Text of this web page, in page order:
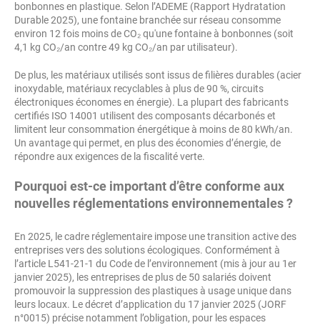
bonbonnes en plastique. Selon l’ADEME (Rapport Hydratation
Durable 2025), une fontaine branchée sur réseau consomme
environ 12 fois moins de CO₂ qu'une fontaine à bonbonnes (soit
4,1 kg CO₂/an contre 49 kg CO₂/an par utilisateur).
De plus, les matériaux utilisés sont issus de filières durables (acier
inoxydable, matériaux recyclables à plus de 90 %, circuits
électroniques économes en énergie). La plupart des fabricants
certifiés ISO 14001 utilisent des composants décarbonés et
limitent leur consommation énergétique à moins de 80 kWh/an.
Un avantage qui permet, en plus des économies d’énergie, de
répondre aux exigences de la fiscalité verte.
Pourquoi est-ce important d’être conforme aux
nouvelles réglementations environnementales ?
En 2025, le cadre réglementaire impose une transition active des
entreprises vers des solutions écologiques. Conformément à
l’article L541-21-1 du Code de l’environnement (mis à jour au 1er
janvier 2025), les entreprises de plus de 50 salariés doivent
promouvoir la suppression des plastiques à usage unique dans
leurs locaux. Le décret d’application du 17 janvier 2025 (JORF
n°0015) précise notamment l’obligation, pour les espaces